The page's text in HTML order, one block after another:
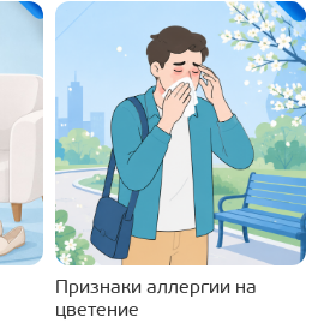
Признаки аллергии на
цветение